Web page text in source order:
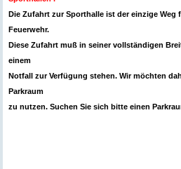
Die Zufahrt zur Sporthalle ist der einzige
Feuerwehr.
Diese Zufahrt muß in seiner vollständigen
einem
Notfall zur Verfügung stehen. Wir möchten
Parkraum
zu nutzen. Suchen Sie sich bitte einen